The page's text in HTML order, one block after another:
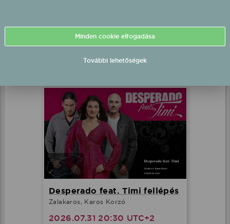
2026.07.31 20:00 UTC+2
Részletek
Desperado feat. Timi fellépés
Zalakaros, Karos Korzó
2026.07.31 20:30 UTC+2
Minden cookie elfogadása
További lehetőségek